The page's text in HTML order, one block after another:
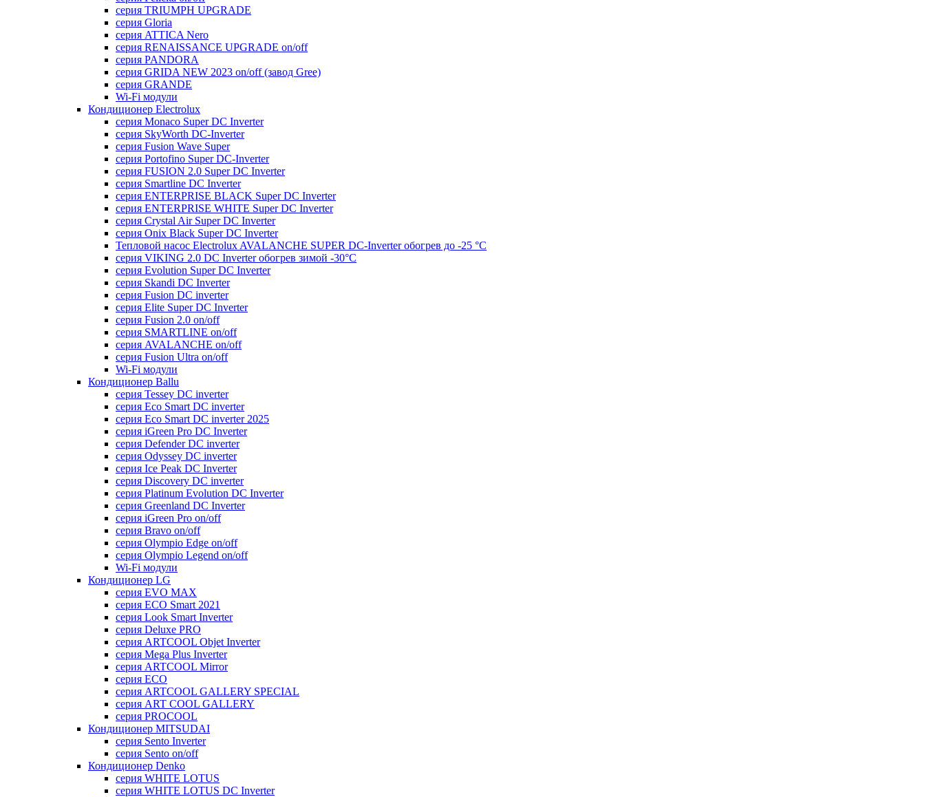
серия TRIUMPH UPGRADE
серия Gloria
серия ATTICA Nero
серия RENAISSANCE UPGRADE on/off
серия PANDORA
серия GRIDA NEW 2023 on/off (завод Gree)
серия GRANDE
Wi-Fi модули
Кондиционер Electrolux
серия Monaco Super DC Inverter
серия SkyWorth DC-Inverter
серия Fusion Wave Super
серия Portofino Super DC-Inverter
серия FUSION 2.0 Super DC Іnverter
серия Smartline DC Inverter
серия ENTERPRISE BLACK Super DC Inverter
серия ENTERPRISE WHITE Super DC Inverter
серия Crystal Air Super DC Inverter
серия Onix Black Super DC Inverter
Тепловой насос Electrolux AVALANCHE SUPER DC-Inverter обогрев до -25 °С
серия VIKING 2.0 DC Inverter обогрев зимой -30°С
серия Evolution Super DC Inverter
серия Skandi DC Inverter
серия Fusion DC inverter
серия Elite Super DC Inverter
серия Fusion 2.0 on/off
серия SMARTLINE on/off
серия AVALANCHE on/off
серия Fusion Ultra on/off
Wi-Fi модули
Кондиционер Ballu
серия Tessey DC inverter
серия Eco Smart DC inverter
серия Eco Smart DC inverter 2025
серия iGreen Pro DC Inverter
серия Defender DC inverter
серия Odyssey DC inverter
серия Ice Peak DС Inverter
cерия Discovery DC inverter
серия Platinum Evolution DC Inverter
серия Greenland DC Inverter
серия iGreen Pro on/off
серия Bravo on/off
серия Olympio Edge on/off
серия Olympio Legend on/off
Wi-Fi модули
Кондиционер LG
серия EVO MAX
серия ECO Smart 2021
серия Look Smart Inverter
серия Deluxe PRO
серия ARTCOOL Objet Inverter
серия Mega Plus Inverter
серия ARTCOOL Mirror
серия ECO
серия ARTCOOL GALLERY SPECIAL
серия ART COOL GALLERY
серия PROCOOL
Кондиционер MITSUDAI
серия Sento Inverter
серия Sento on/off
Кондиционер Denko
серия WHITE LOTUS
серия WHITE LOTUS DC Inverter